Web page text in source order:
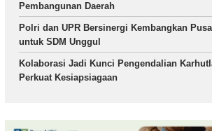
Pembangunan Daerah
Polri dan UPR Bersinergi Kembangkan
untuk SDM Unggul
Kolaborasi Jadi Kunci Pengendalian
Perkuat Kesiapsiagaan